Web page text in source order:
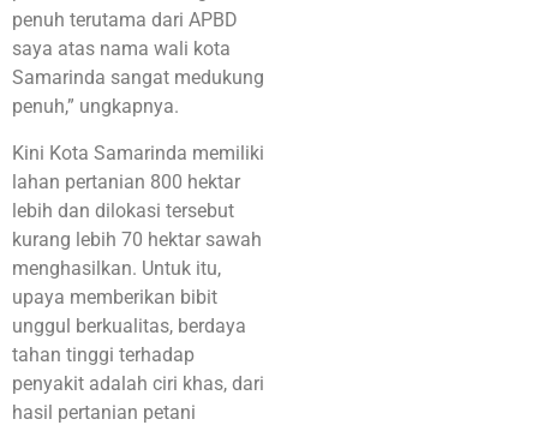
penuh terutama dari APBD
saya atas nama wali kota
Samarinda sangat medukung
penuh,” ungkapnya.
Kini Kota Samarinda memiliki
lahan pertanian 800 hektar
lebih dan dilokasi tersebut
kurang lebih 70 hektar sawah
menghasilkan. Untuk itu,
upaya memberikan bibit
unggul berkualitas, berdaya
tahan tinggi terhadap
penyakit adalah ciri khas, dari
hasil pertanian petani